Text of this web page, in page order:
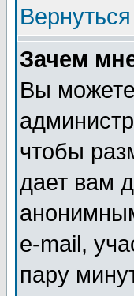
Зачем
Вы можете
чтобы
дает вам
e-mail,
пару